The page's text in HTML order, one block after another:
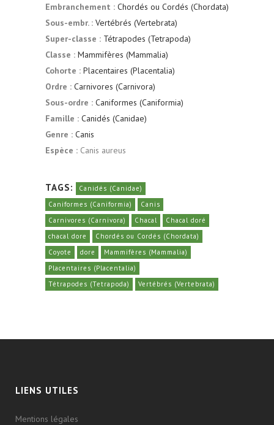
Embranchement : Chordés ou Cordés (Chordata)
Sous-embr. : Vertébrés (Vertebrata)
Super-classe : Tétrapodes (Tetrapoda)
Classe : Mammifères (Mammalia)
Cohorte : Placentaires (Placentalia)
Ordre : Carnivores (Carnivora)
Sous-ordre : Caniformes (Caniformia)
Famille : Canidés (Canidae)
Genre : Canis
Espèce : Canis aureus
TAGS:
Canidés (Canidae)
Caniformes (Caniformia)
Canis
Carnivores (Carnivora)
Chacal
Chacal doré
chacal dore
Chordés ou Cordés (Chordata)
Coyote
dore
Mammifères (Mammalia)
Placentaires (Placentalia)
Tétrapodes (Tetrapoda)
Vertébrés (Vertebrata)
LIENS UTILES
Mentions légales